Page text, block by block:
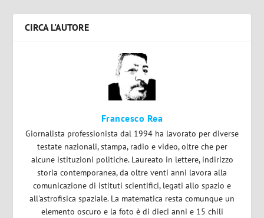
CIRCA L'AUTORE
Francesco Rea
Giornalista professionista dal 1994 ha lavorato per diverse
testate nazionali, stampa, radio e video, oltre che per
alcune istituzioni politiche. Laureato in lettere, indirizzo
storia contemporanea, da oltre venti anni lavora alla
comunicazione di istituti scientifici, legati allo spazio e
all'astrofisica spaziale. La matematica resta comunque un
elemento oscuro e la foto è di dieci anni e 15 chili